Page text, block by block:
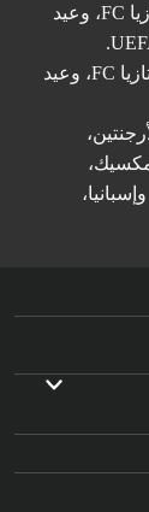
§ تم سحب الاختيارات من ملوك الإقصاء، وفانتازيا FC، وعيد
§§ تم سحب الاختيارات من ملوك الإقصاء، وفانتازيا FC، وعيد